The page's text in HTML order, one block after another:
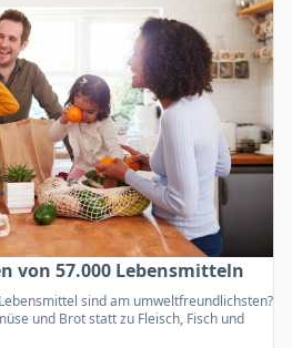
von 57.000 Lebensmitteln
sind am umweltfreundlichsten?
und Brot statt zu Fleisch, Fisch und